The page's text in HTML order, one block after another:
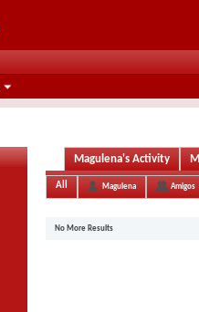
Magulena's Activity
All Magulena Amigos
No More Results